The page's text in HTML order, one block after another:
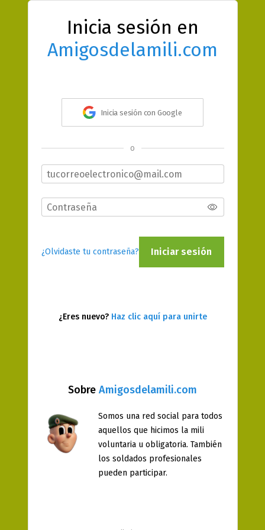
Sobre Amigosdelamili.com
Somos una red social para todos
aquellos que hicimos la mili
voluntaria u obligatoria. También
los soldados profesionales
pueden participar.
Inicia sesión en
Amigosdelamili.com
Inicia sesión con Google
o
¿Olvidaste tu contraseña? Iniciar sesión
¿Eres nuevo? Haz clic aquí para unirte